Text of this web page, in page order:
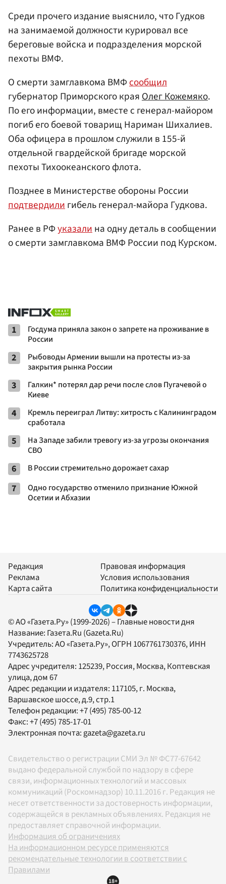
Среди прочего издание выяснило, что Гудков
на занимаемой должности курировал все
береговые войска и подразделения морской
пехоты ВМФ.
О смерти замглавкома ВМФсообщил
губернатор Приморского краяОлег Кожемяко.
По его информации, вместе с генерал-майором
погиб его боевой товарищ Нариман Шихалиев.
Оба офицера в прошлом служили в 155-й
отдельной гвардейской бригаде морской
пехоты Тихоокеанского флота.
Позднее в Министерстве обороны России
подтвердилигибель генерал-майора Гудкова.
Ранее в РФуказалина одну деталь в сообщении
о смерти замглавкома ВМФ России под Курском.
1
Госдума приняла закон о запрете на проживание в
России
2
Рыбоводы Армении вышли на протесты из-за
закрытия рынка России
3
Галкин* потерял дар речи после слов Пугачевой о
Киеве
4
Кремль переиграл Литву: хитрость с Калининградом
сработала
5
На Западе забили тревогу из-за угрозы окончания
СВО
6 В России стремительно дорожает сахар
7
Одно государство отменило признание Южной
Осетии и Абхазии
Редакция
Реклама
Карта сайта
Правовая информация
Условия использования
Политика конфиденциальности
© АО «Газета.Ру» (1999-2026) – Главные новости дня
Название: Газета.Ru (Gazeta.Ru)
Учредитель:АО «Газета.Ру», ОГРН 1067761730376, ИНН
7743625728
Адрес учредителя: 125239, Россия, Москва, Коптевская
улица, дом 67
Адрес редакции и издателя: 117105, г. Москва,
Варшавское шоссе, д.9, стр.1
Телефон редакции:+7 (495) 785-00-12
Факс:+7 (495) 785-17-01
Электронная почта: gazeta@gazeta.ru
Свидетельство о регистрации СМИ Эл № ФС77-67642
выдано федеральной службой по надзору в сфере
связи, информационных технологий и массовых
коммуникаций (Роскомнадзор) 10.11.2016 г. Редакция не
несет ответственности за достоверность информации,
содержащейся в рекламных объявлениях. Редакция не
предоставляет справочной информации.
Информация об ограничениях
На информационном ресурсе применяются
рекомендательные технологии в соответствии с
Правилами
18+